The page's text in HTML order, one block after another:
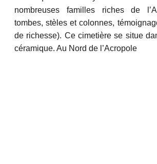
nombreuses familles riches de
tombes, stèles et colonnes,
de richesse). Ce cimetière se situe
céramique. Au Nord de l’Acropole